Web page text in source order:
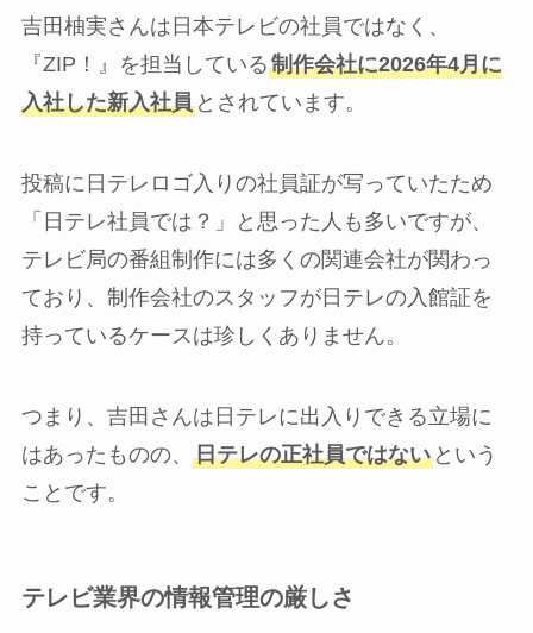
吉田柚実さんは日本テレビの社員ではなく、
『ZIP！』を担当している制作会社に2026年4月に
入社した新入社員とされています。
投稿に日テレロゴ入りの社員証が写っていたため
「日テレ社員では？」と思った人も多いですが、
テレビ局の番組制作には多くの関連会社が関わっ
ており、制作会社のスタッフが日テレの入館証を
持っているケースは珍しくありません。
つまり、吉田さんは日テレに出入りできる立場に
はあったものの、 日テレの正社員ではないという
ことです。
テレビ業界の情報管理の厳しさ